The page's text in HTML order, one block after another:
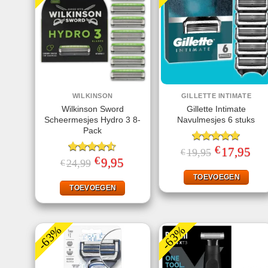
WILKINSON
Wilkinson Sword
Scheermesjes Hydro 3 8-
Pack
Gewaardeerd
4.50 uit 5
€24,99 Oorspronkelijke
prijs
€24,99.
€9,95
€9,95.
TOEVOEGEN
GILLETTE INTIMATE
Gillette Intimate
Navulmesjes 6 stuks
Gewaardeerd
5.00uit 5
€19,95
prijs
€19,95.
€ 17,95
TOEVOEGEN
-63% -63%